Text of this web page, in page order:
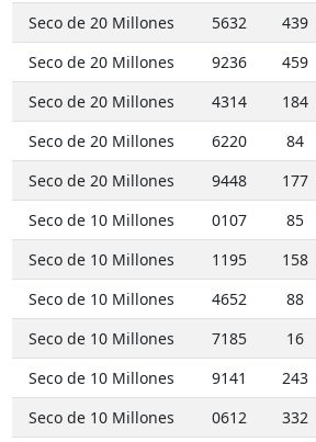
Seco de 20 Millones
5632
439
Seco de 20 Millones
9236
459
Seco de 20 Millones
4314
184
Seco de 20 Millones
6220
84
Seco de 20 Millones
9448
177
Seco de 10 Millones
0107
85
Seco de 10 Millones
1195
158
Seco de 10 Millones
4652
88
Seco de 10 Millones
7185
16
Seco de 10 Millones
9141
243
Seco de 10 Millones
0612
332